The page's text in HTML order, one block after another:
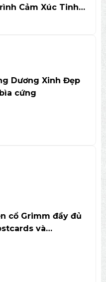
Cảm Xúc Tinh
Dương Xinh Đẹp
cứng
cổ Grimm đầy đủ
và